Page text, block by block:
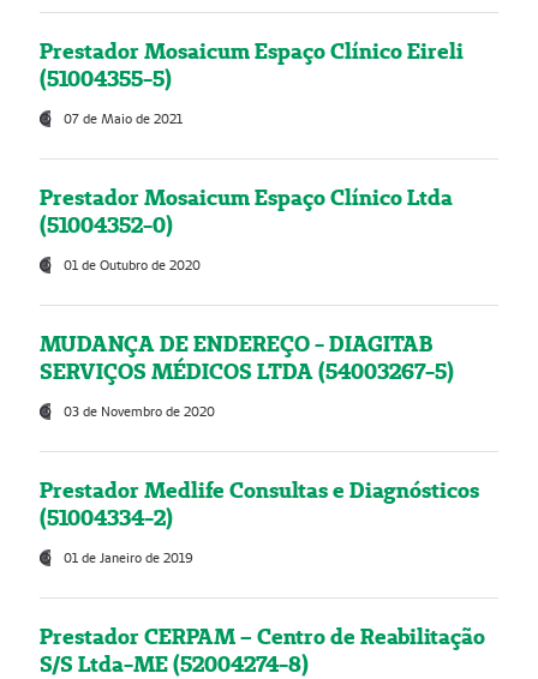
Prestador Mosaicum Espaço Clínico Eireli
(51004355-5)
07 de Maio de 2021
Prestador Mosaicum Espaço Clínico Ltda
(51004352-0)
01 de Outubro de 2020
MUDANÇA DE ENDEREÇO - DIAGITAB
SERVIÇOS MÉDICOS LTDA (54003267-5)
03 de Novembro de 2020
Prestador Medlife Consultas e Diagnósticos
(51004334-2)
01 de Janeiro de 2019
Prestador CERPAM – Centro de Reabilitação
S/S Ltda-ME (52004274-8)